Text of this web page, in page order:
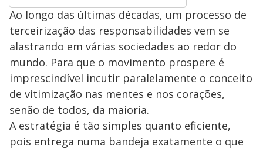
Ao longo das últimas décadas, um processo de
terceirização das responsabilidades vem se
alastrando em várias sociedades ao redor do
mundo. Para que o movimento prospere é
imprescindível incutir paralelamente o conceito
de vitimização nas mentes e nos corações,
senão de todos, da maioria.
A estratégia é tão simples quanto eficiente,
pois entrega numa bandeja exatamente o que